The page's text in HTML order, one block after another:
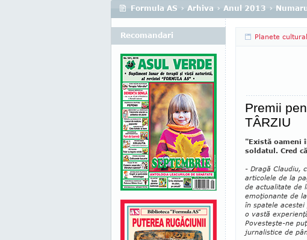
Formula AS › Arhiva › Anul 2013 ›
Planete
Premii
TÂRZIU
"Există oameni
soldatul. Cred
- Dragă Claudiu,
articolele de la
de actualitate de
emoţionante de
în spatele
o vastă
Povesteşte-ne
jurnalistice de
Recomandari